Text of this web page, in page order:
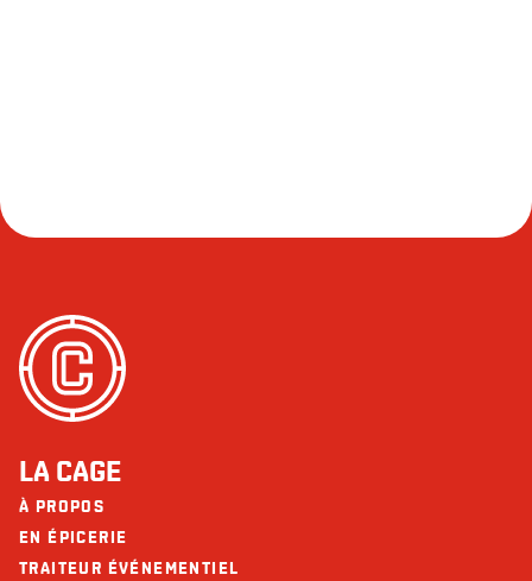
LA CAGE
À PROPOS
EN ÉPICERIE
TRAITEUR ÉVÉNEMENTIEL